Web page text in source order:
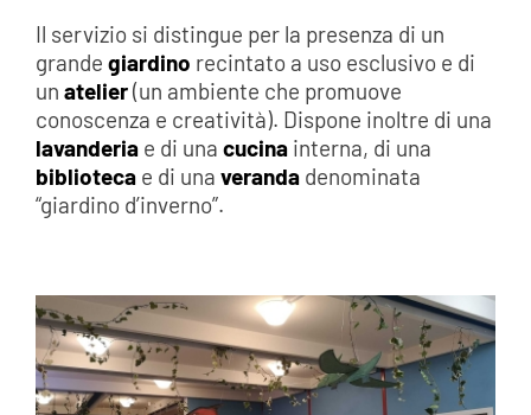
Il servizio si distingue per la presenza di un
grande giardino recintato a uso esclusivo e di
un atelier(un ambiente che promuove
conoscenza e creatività). Dispone inoltre di una
lavanderiae di una cucinainterna, di una
bibliotecae di una verandadenominata
“giardino d’inverno”.